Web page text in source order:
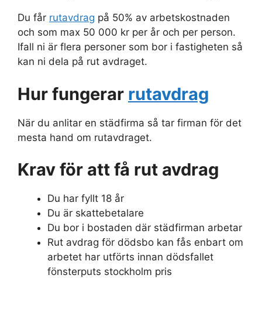
Du får rutavdrag på 50% av arbetskostnaden
och som max 50 000 kr per år och per person.
Ifall ni är flera personer som bor i fastigheten så
kan ni dela på rut avdraget.
Hur fungerar rutavdrag
När du anlitar en städfirma så tar firman för det
mesta hand om rutavdraget.
Krav för att få rut avdrag
Du har fyllt 18 år
Du är skattebetalare
Du bor i bostaden där städfirman arbetar
Rut avdrag för dödsbo kan fås enbart om
arbetet har utförts innan dödsfallet
fönsterputs stockholm pris